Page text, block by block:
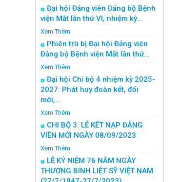
Đại hội Đảng viên Đảng bộ Bệnh
viện Mắt lần thứ VI, nhiệm kỳ...
Xem Thêm
Phiên trù bị Đại hội Đảng viên
Đảng bộ Bệnh viện Mắt lần thứ...
Xem Thêm
Đại hội Chi bộ 4 nhiệm kỳ 2025-
2027: Phát huy đoàn kết, đổi
mới,...
Xem Thêm
CHI BỘ 3: LỄ KẾT NẠP ĐẢNG
VIÊN MỚI NGÀY 08/09/2023
Xem Thêm
LỄ KỶ NIỆM 76 NĂM NGÀY
THƯƠNG BINH LIỆT SỸ VIỆT NAM